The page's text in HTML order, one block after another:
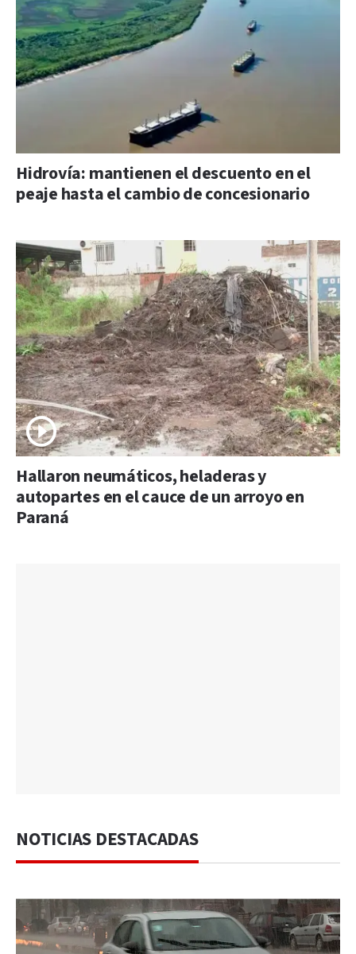
Hidrovía: mantienen el descuento en el
peaje hasta el cambio de concesionario
Hallaron neumáticos, heladeras y
autopartes en el cauce de un arroyo en
Paraná
NOTICIAS DESTACADAS